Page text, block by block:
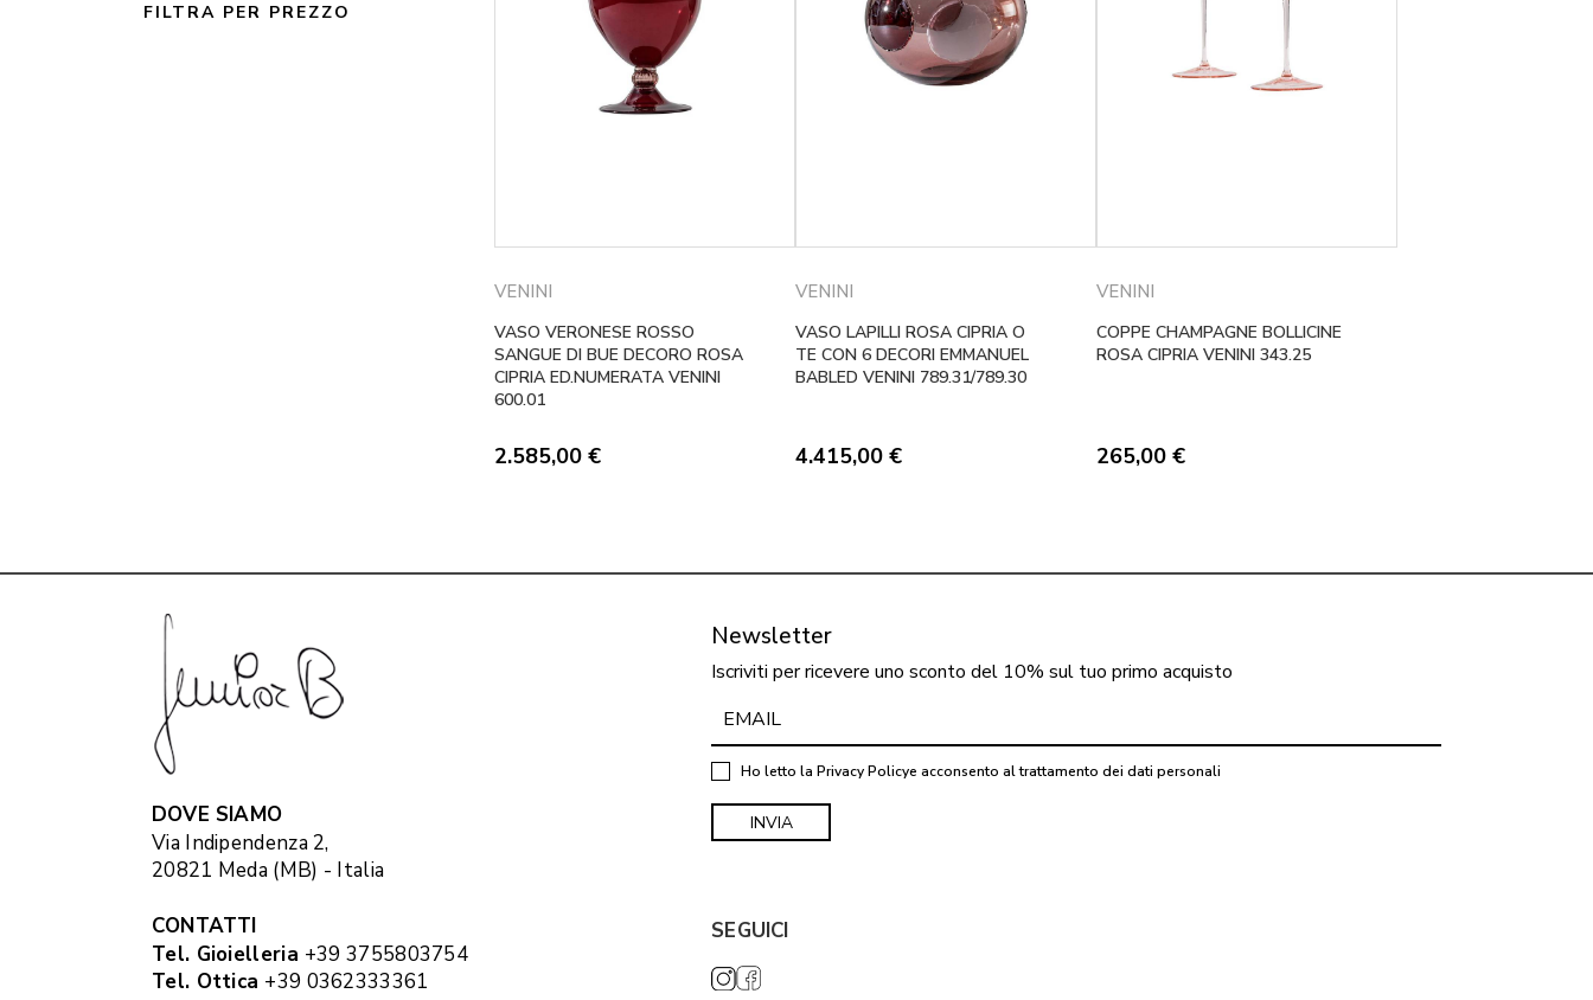
VENINI
VASO VERONESE ROSSO
SANGUE DI BUE DECORO ROSA
CIPRIA ED.NUMERATA VENINI
600.01
2.585,00 €
VENINI
VASO LAPILLI ROSA CIPRIA O
TE CON 6 DECORI EMMANUEL
BABLED VENINI 789.31/789.30
4.415,00 €
VENINI
COPPE CHAMPAGNE BOLLICINE
ROSA CIPRIA VENINI 343.25
265,00 €
FILTRA PER PREZZO
DOVE SIAMO
Via Indipendenza 2,
20821 Meda (MB) - Italia
CONTATTI
Tel. Gioielleria +39 3755803754
Tel. Ottica +39 0362333361
Newsletter
Iscriviti per ricevere uno sconto del 10% sul tuo primo acquisto
Ho letto laPrivacy Policye acconsento al trattamento dei dati personali
SEGUICI